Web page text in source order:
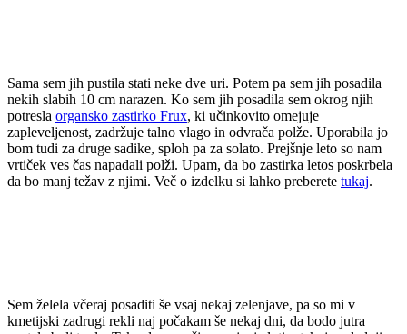
Sama sem jih pustila stati neke dve uri. Potem pa sem jih posadila
nekih slabih 10 cm narazen. Ko sem jih posadila sem okrog njih
potresla organsko zastirko Frux, ki učinkovito omejuje
zapleveljenost, zadržuje talno vlago in odvrača polže. Uporabila jo
bom tudi za druge sadike, sploh pa za solato. Prejšnje leto so nam
vrtiček ves čas napadali polži. Upam, da bo zastirka letos poskrbela
da bo manj težav z njimi. Več o izdelku si lahko preberete tukaj.
Sem želela včeraj posaditi še vsaj nekaj zelenjave, pa so mi v
kmetijski zadrugi rekli naj počakam še nekaj dni, da bodo jutra